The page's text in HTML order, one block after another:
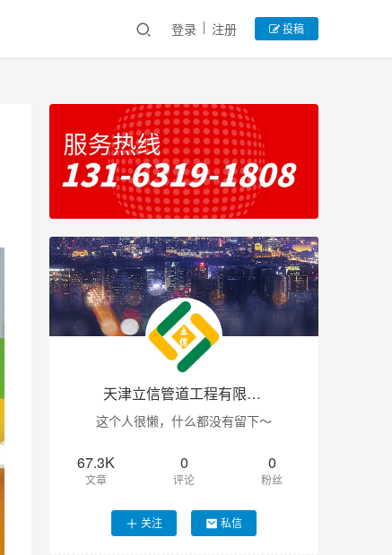
登录 注册 投稿
天津立信管道工程有限公司
这个人很懒，什么都没有留下～
67.3K
文章
0
评论
0
粉丝
关注 私信